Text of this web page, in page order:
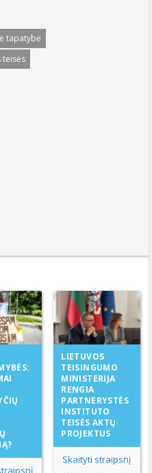
tapatybė
teisės
LIETUVOS
TEISINGUMO
MINISTERIJA
RENGIA
PARTNERYSTĖS
INSTITUTO
TEISĖS AKTŲ
PROJEKTUS
Skaityti straipsnį